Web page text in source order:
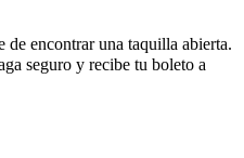
de encontrar una taquilla abierta.
seguro y recibe tu boleto a